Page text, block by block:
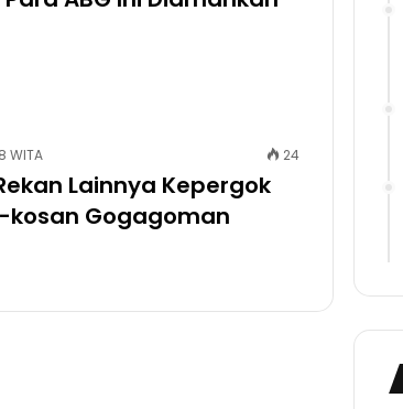
WITA 24
Lainnya Kepergok
kosan Gogagoman